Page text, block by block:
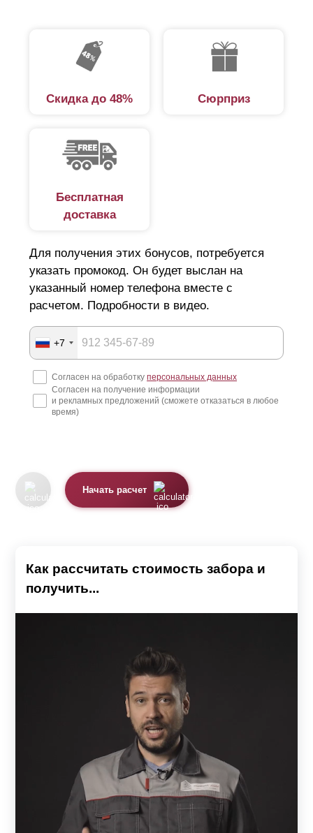
Скидка до 48% Сюрприз
Бесплатная
доставка
Для получения этих бонусов, потребуется
указать промокод. Он будет выслан на
указанный номер телефона вместе с
расчетом. Подробности в видео.
+7
Согласен на обработку персональных данных
Согласен на получение информации
и рекламных предложений (сможете отказаться в любое
время)
Начать расчет
Как рассчитать стоимость забора и
получить...